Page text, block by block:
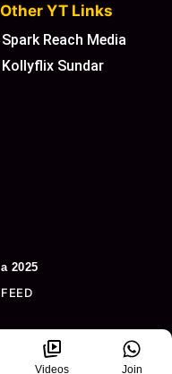
Videos Join
Other YT Links
Spark Reach Media
Kollyflix Sundar
2025